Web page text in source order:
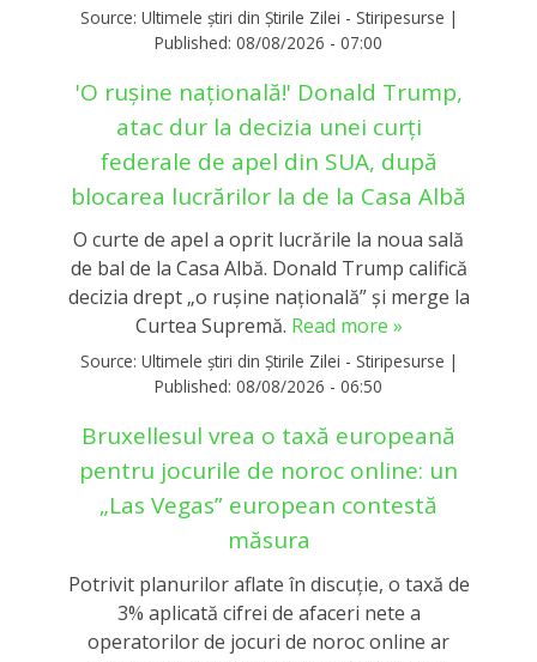
Source: Ultimele știri din Știrile Zilei - Stiripesurse |
Published: 08/08/2026 - 07:00
'O rușine națională!' Donald Trump,
atac dur la decizia unei curți
federale de apel din SUA, după
blocarea lucrărilor la de la Casa Albă
O curte de apel a oprit lucrările la noua sală
de bal de la Casa Albă. Donald Trump califică
decizia drept „o rușine națională” și merge la
Curtea Supremă. Read more »
Source: Ultimele știri din Știrile Zilei - Stiripesurse |
Published: 08/08/2026 - 06:50
Bruxellesul vrea o taxă europeană
pentru jocurile de noroc online: un
„Las Vegas” european contestă
măsura
Potrivit planurilor aflate în discuție, o taxă de
3% aplicată cifrei de afaceri nete a
operatorilor de jocuri de noroc online ar